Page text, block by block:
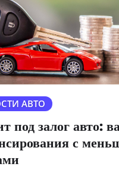
АВТО
под залог авто:
с